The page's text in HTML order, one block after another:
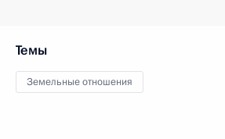
Темы
Земельные отношения